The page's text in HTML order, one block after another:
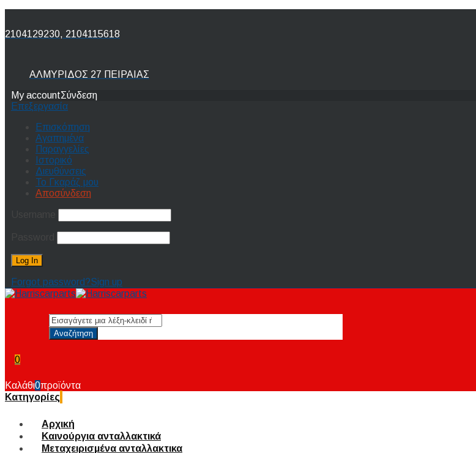
2104129230, 2104115618
ΑΛΜΥΡΙΔΟΣ 27 ΠΕΙΡΑΙΑΣ
My accountΣύνδεση
Επεξεργασία
Επισκόπηση
Αγαπημένα
Παραγγελίες
Ιστορικό
Διευθύνσεις
Το Γκαράζ μου
Αποσύνδεση
Forgot password?Sign up
0
Καλάθι0προϊόντα
Κατηγορίες
Αρχική
Καινούργια ανταλλακτικά
Μεταχειρισμένα ανταλλακτικα